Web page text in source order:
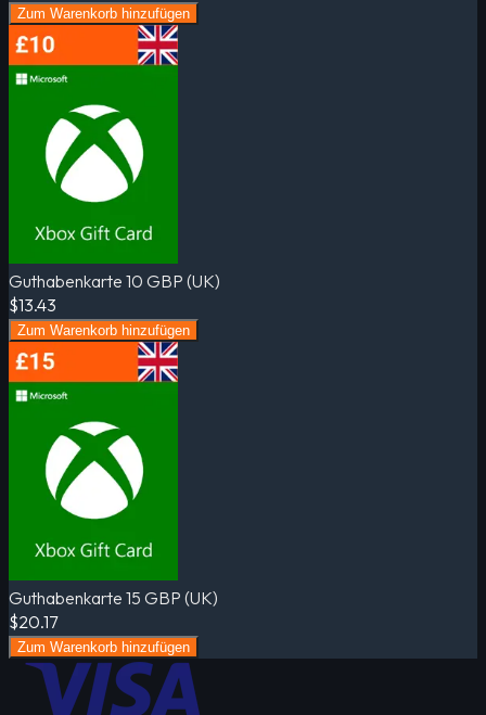
Zum Warenkorb hinzufügen
Guthabenkarte 10 GBP (UK)
$13.43
Zum Warenkorb hinzufügen
Guthabenkarte 15 GBP (UK)
$20.17
Zum Warenkorb hinzufügen